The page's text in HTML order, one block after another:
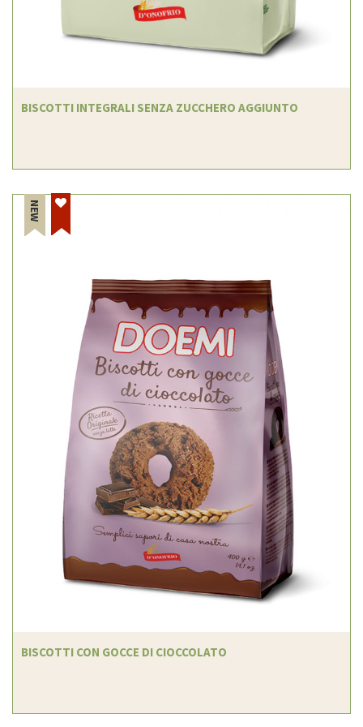
BISCOTTI INTEGRALI SENZA ZUCCHERO AGGIUNTO
NEW
BISCOTTI CON GOCCE DI CIOCCOLATO